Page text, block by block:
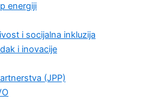
energiji
i socijalna inkluzija
i inovacije
(JPP)